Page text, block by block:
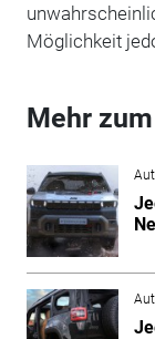
Möglichkeit
Mehr